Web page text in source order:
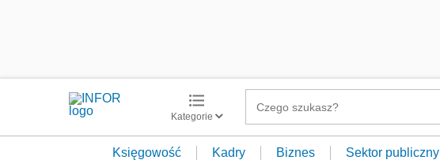
Kategorie
Księgowość Kadry Biznes Sektor publiczny